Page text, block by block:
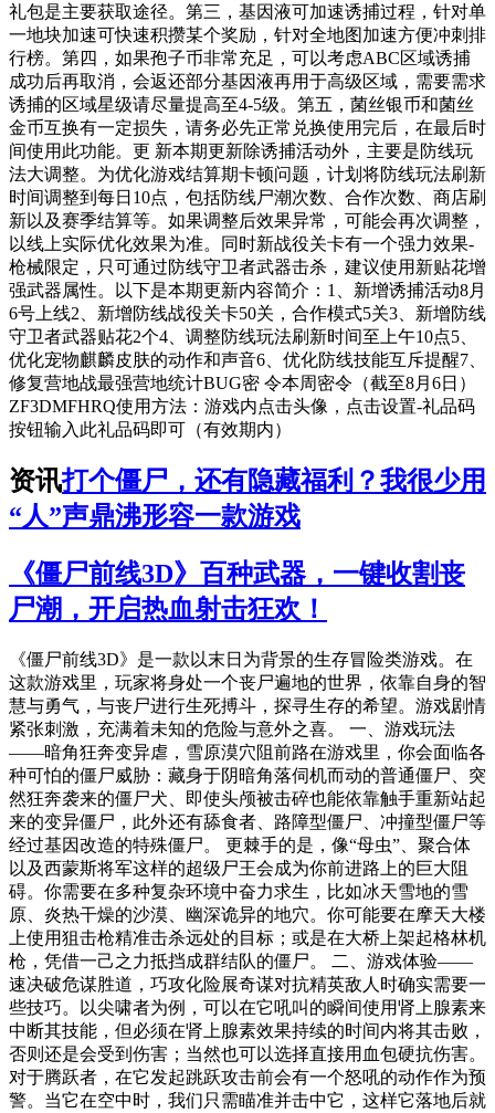
礼包是主要获取途径。第三，基因液可加速诱捕过程，针对单
一地块加速可快速积攒某个奖励，针对全地图加速方便冲刺排
行榜。第四，如果孢子币非常充足，可以考虑ABC区域诱捕
成功后再取消，会返还部分基因液再用于高级区域，需要需求
诱捕的区域星级请尽量提高至4-5级。第五，菌丝银币和菌丝
金币互换有一定损失，请务必先正常兑换使用完后，在最后时
间使用此功能。更 新本期更新除诱捕活动外，主要是防线玩
法大调整。为优化游戏结算期卡顿问题，计划将防线玩法刷新
时间调整到每日10点，包括防线尸潮次数、合作次数、商店刷
新以及赛季结算等。如果调整后效果异常，可能会再次调整，
以线上实际优化效果为准。同时新战役关卡有一个强力效果-
枪械限定，只可通过防线守卫者武器击杀，建议使用新贴花增
强武器属性。以下是本期更新内容简介：1、新增诱捕活动8月
6号上线2、新增防线战役关卡50关，合作模式5关3、新增防线
守卫者武器贴花2个4、调整防线玩法刷新时间至上午10点5、
优化宠物麒麟皮肤的动作和声音6、优化防线技能互斥提醒7、
修复营地战最强营地统计BUG密 令本周密令（截至8月6日）
ZF3DMFHRQ使用方法：游戏内点击头像，点击设置-礼品码
按钮输入此礼品码即可（有效期内）
资讯打个僵尸，还有隐藏福利？我很少用
“人”声鼎沸形容一款游戏
《僵尸前线3D》百种武器，一键收割丧
尸潮，开启热血射击狂欢！
《僵尸前线3D》是一款以末日为背景的生存冒险类游戏。在
这款游戏里，玩家将身处一个丧尸遍地的世界，依靠自身的智
慧与勇气，与丧尸进行生死搏斗，探寻生存的希望。游戏剧情
紧张刺激，充满着未知的危险与意外之喜。 一、游戏玩法
——暗角狂奔变异虐，雪原漠穴阻前路在游戏里，你会面临各
种可怕的僵尸威胁：藏身于阴暗角落伺机而动的普通僵尸、突
然狂奔袭来的僵尸犬、即使头颅被击碎也能依靠触手重新站起
来的变异僵尸，此外还有舔食者、路障型僵尸、冲撞型僵尸等
经过基因改造的特殊僵尸。 更棘手的是，像“母虫”、聚合体
以及西蒙斯将军这样的超级尸王会成为你前进路上的巨大阻
碍。你需要在多种复杂环境中奋力求生，比如冰天雪地的雪
原、炎热干燥的沙漠、幽深诡异的地穴。你可能要在摩天大楼
上使用狙击枪精准击杀远处的目标；或是在大桥上架起格林机
枪，凭借一己之力抵挡成群结队的僵尸。 二、游戏体验——
速决破危谋胜道，巧攻化险展奇谋对抗精英敌人时确实需要一
些技巧。以尖啸者为例，可以在它吼叫的瞬间使用肾上腺素来
中断其技能，但必须在肾上腺素效果持续的时间内将其击败，
否则还是会受到伤害；当然也可以选择直接用血包硬抗伤害。
对于腾跃者，在它发起跳跃攻击前会有一个怒吼的动作作为预
警。当它在空中时，我们只需瞄准并击中它，这样它落地后就